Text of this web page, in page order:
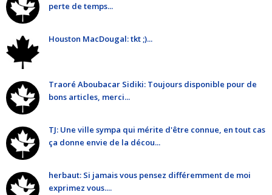
perte de temps...
Houston MacDougal: tkt ;)...
Traoré Aboubacar Sidiki: Toujours disponible pour de
bons articles, merci...
TJ: Une ville sympa qui mérite d'être connue, en tout cas
ça donne envie de la décou...
herbaut: Si jamais vous pensez différemment de moi
exprimez vous....